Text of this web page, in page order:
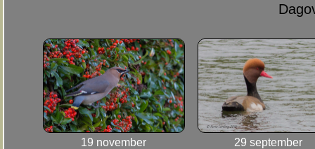
19 november 29 september